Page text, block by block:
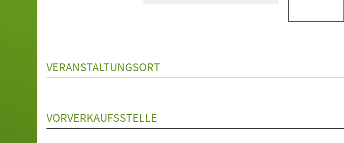
VERANSTALTUNGSORT
VORVERKAUFSSTELLE